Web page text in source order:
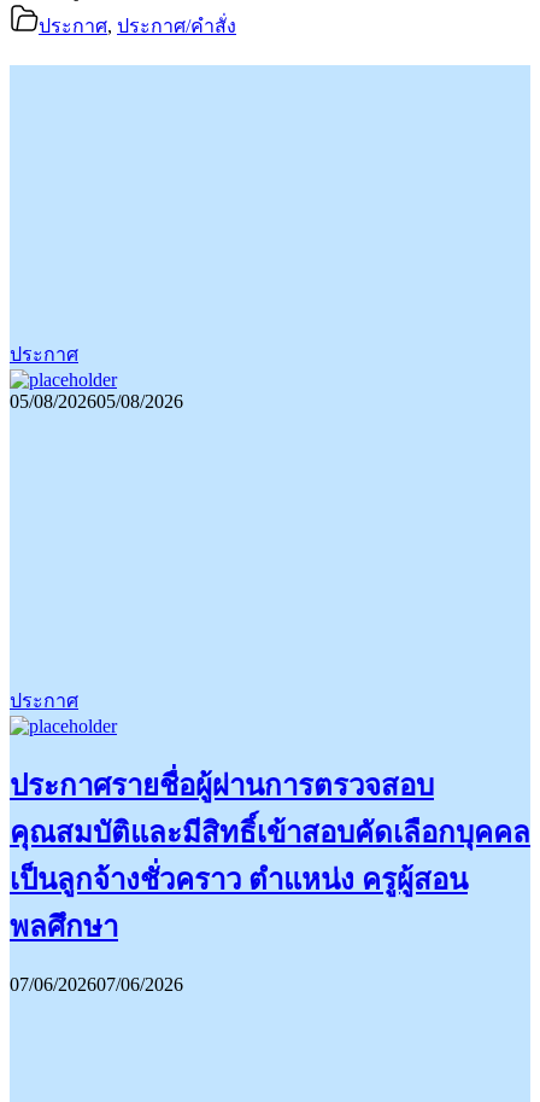
ประกาศ, ประกาศ/คำสั่ง
ประกาศ
05/08/202605/08/2026
ประกาศ
ประกาศรายชื่อผู้ผ่านการตรวจสอบ
คุณสมบัติและมีสิทธิ์เข้าสอบคัดเลือกบุคคล
เป็นลูกจ้างชั่วคราว ตำแหน่ง ครูผู้สอน
พลศึกษา
07/06/202607/06/2026